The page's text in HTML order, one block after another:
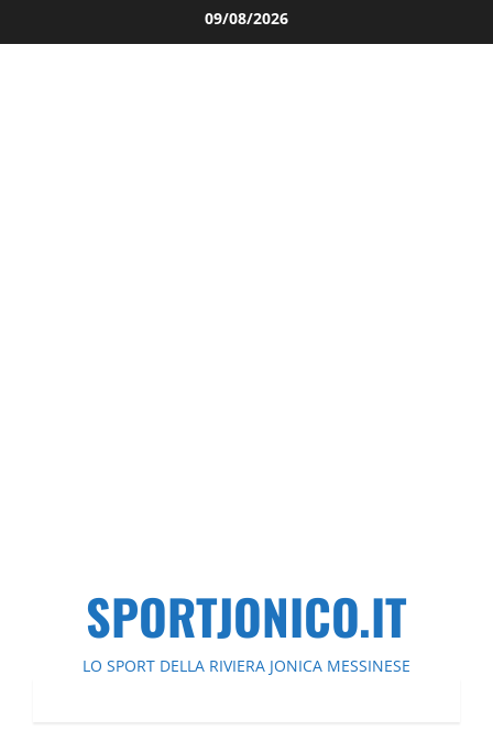
al
09/08/2026
SPORTJONICO.IT
LO SPORT DELLA RIVIERA JONICA MESSINESE